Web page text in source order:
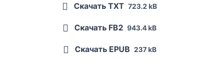
Скачать TXT 723.2 kB
Скачать FB2 943.4 kB
Скачать EPUB 237 kB